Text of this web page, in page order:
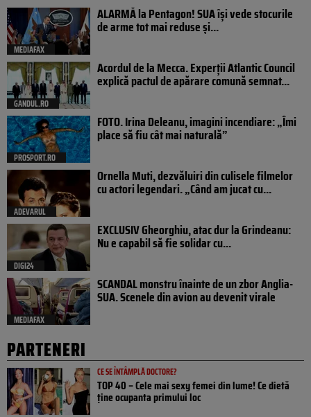
MEDIAFAX
ALARMĂ la Pentagon! SUA își vede stocurile
de arme tot mai reduse și...
GANDUL.RO
Acordul de la Mecca. Experții Atlantic Council
explică pactul de apărare comună semnat...
PROSPORT.RO
FOTO. Irina Deleanu, imagini incendiare: „Îmi
place să fiu cât mai naturală”
ADEVARUL
Ornella Muti, dezvăluiri din culisele filmelor
cu actori legendari. „Când am jucat cu...
DIGI24
EXCLUSIV Gheorghiu, atac dur la Grindeanu:
Nu e capabil să fie solidar cu...
MEDIAFAX
SCANDAL monstru înainte de un zbor Anglia-
SUA. Scenele din avion au devenit virale
PARTENERI
CE SE ÎNTÂMPLĂ DOCTORE?
TOP 40 – Cele mai sexy femei din lume! Ce dietă
ține ocupanta primului loc